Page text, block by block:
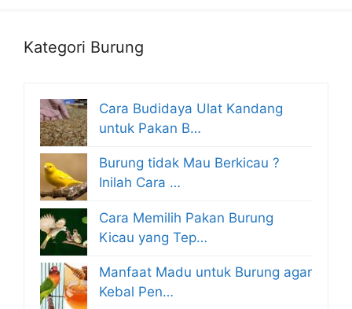
Kategori Burung
Cara Budidaya Ulat Kandang
untuk Pakan B…
Burung tidak Mau Berkicau ?
Inilah Cara …
Cara Memilih Pakan Burung
Kicau yang Tep…
Manfaat Madu untuk Burung agar
Kebal Pen…